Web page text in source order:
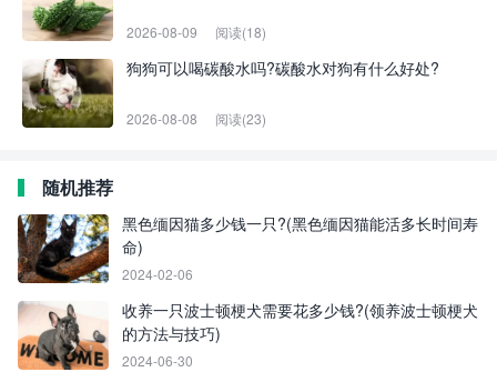
2026-08-09 阅读(18)
狗狗可以喝碳酸水吗?碳酸水对狗有什么好处?
2026-08-08 阅读(23)
随机推荐
黑色缅因猫多少钱一只?(黑色缅因猫能活多长时间寿
命)
2024-02-06
收养一只波士顿梗犬需要花多少钱?(领养波士顿梗犬
的方法与技巧)
2024-06-30